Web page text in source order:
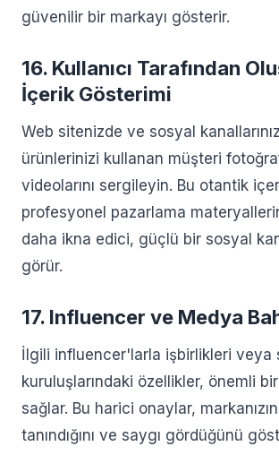
güvenilir bir markayı gösterir.
16. Kullanıcı Tarafından
İçerik Gösterimi
Web sitenizde ve sosyal
ürünlerinizi kullanan müşteri
videolarını sergileyin. Bu otantik
profesyonel pazarlama
daha ikna edici, güçlü bir sosyal
görür.
17. Influencer ve Medya
İlgili influencer'larla işbirlikleri veya
kuruluşlarındaki özellikler, önemli
sağlar. Bu harici onaylar,
tanındığını ve saygı gördüğünü